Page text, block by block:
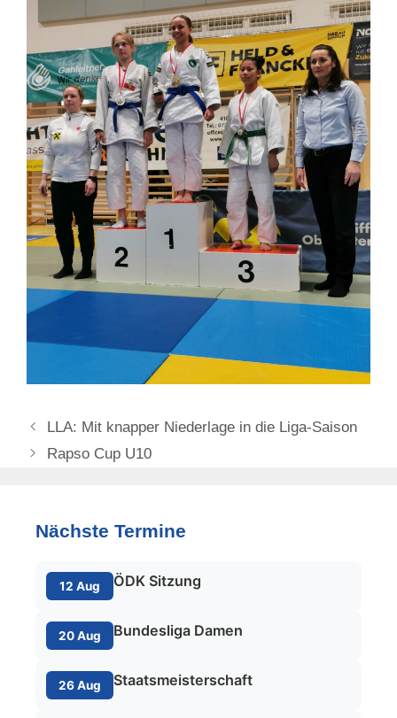
LLA: Mit knapper Niederlage in die Liga-Saison
Rapso Cup U10
Nächste Termine
12 Aug ÖDK Sitzung
20 Aug Bundesliga Damen
26 Aug Staatsmeisterschaft